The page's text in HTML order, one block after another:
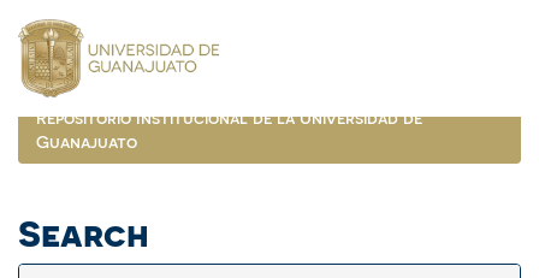
navigation
Repositorio Institucional de la Universidad de
Guanajuato
Search